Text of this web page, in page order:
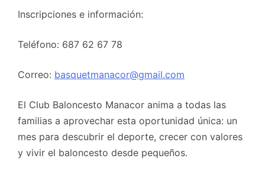
Inscripciones e información:
Teléfono: 687 62 67 78
Correo: basquetmanacor@gmail.com
El Club Baloncesto Manacor anima a todas las
familias a aprovechar esta oportunidad única: un
mes para descubrir el deporte, crecer con valores
y vivir el baloncesto desde pequeños.